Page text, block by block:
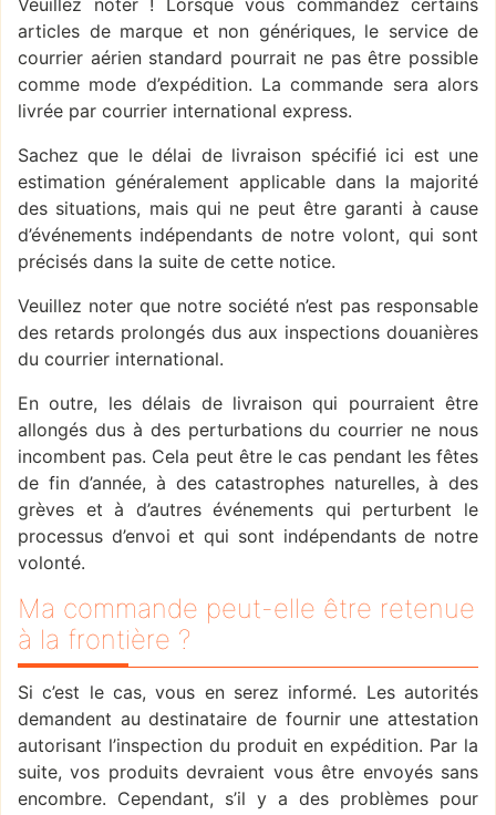
Veuillez noter ! Lorsque vous commandez certains
articles de marque et non génériques, le service de
courrier aérien standard pourrait ne pas être possible
comme mode d’expédition. La commande sera alors
livrée par courrier international express.
Sachez que le délai de livraison spécifié ici est une
estimation généralement applicable dans la majorité
des situations, mais qui ne peut être garanti à cause
d’événements indépendants de notre volont, qui sont
précisés dans la suite de cette notice.
Veuillez noter que notre société n’est pas responsable
des retards prolongés dus aux inspections douanières
du courrier international.
En outre, les délais de livraison qui pourraient être
allongés dus à des perturbations du courrier ne nous
incombent pas. Cela peut être le cas pendant les fêtes
de fin d’année, à des catastrophes naturelles, à des
grèves et à d’autres événements qui perturbent le
processus d’envoi et qui sont indépendants de notre
volonté.
Ma commande peut-elle être retenue
à la frontière ?
Si c’est le cas, vous en serez informé. Les autorités
demandent au destinataire de fournir une attestation
autorisant l’inspection du produit en expédition. Par la
suite, vos produits devraient vous être envoyés sans
encombre. Cependant, s’il y a des problèmes pour